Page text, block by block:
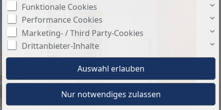
Funktionale Cookies
Performance Cookies
Marketing- / Third Party-Cookies
Drittanbieter-Inhalte